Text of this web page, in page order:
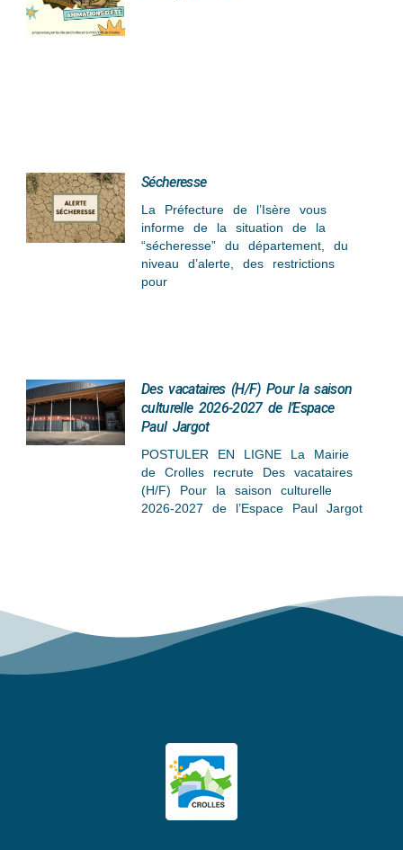
Sécheresse
La Préfecture de l’Isère vous
informe de la situation de la
“sécheresse” du département, du
niveau d’alerte, des restrictions
pour
Des vacataires (H/F) Pour la saison
culturelle 2026-2027 de l’Espace
Paul Jargot
POSTULER EN LIGNE La Mairie
de Crolles recrute Des vacataires
(H/F) Pour la saison culturelle
2026-2027 de l’Espace Paul Jargot